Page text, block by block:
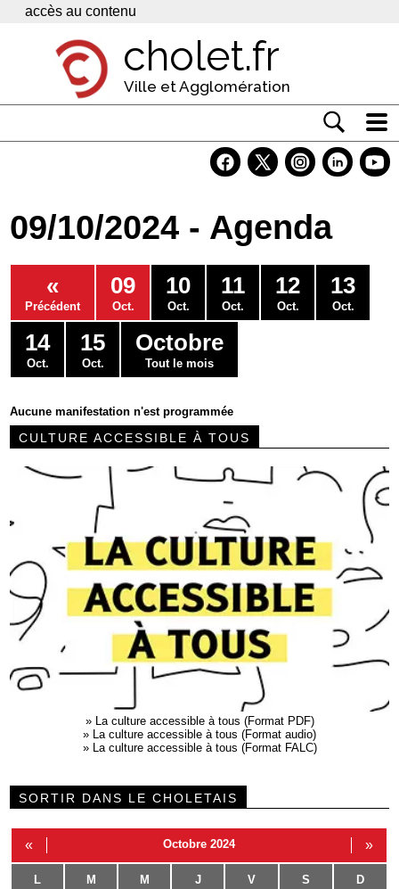
Panneau de gestion des cookies
accès au contenu
cholet.fr
Ville et Agglomération
Economie
Services
Contacts
09/10/2024 - Agenda
«
Précédent
09
Oct.
10
Oct.
11
Oct.
12
Oct.
13
Oct.
14
Oct.
15
Oct.
Octobre
Tout le mois
Aucune manifestation n'est programmée
CULTURE ACCESSIBLE À TOUS
»
La culture accessible à tous (Format PDF)
»
La culture accessible à tous (Format audio)
»
La culture accessible à tous (Format FALC)
SORTIR DANS LE CHOLETAIS
« Octobre 2024 »
L M M J V S D